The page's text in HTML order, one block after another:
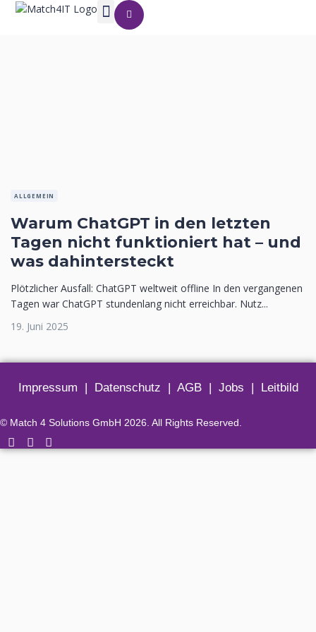
ALLGEMEIN
Warum ChatGPT in den letzten
Tagen nicht funktioniert hat – und
was dahintersteckt
Plötzlicher Ausfall: ChatGPT weltweit offline In den vergangenen
Tagen war ChatGPT stundenlang nicht erreichbar. Nutz...
19. Juni 2025
Impressum | Datenschutz | AGB| Jobs | Leitbild
© Match 4 Solutions GmbH 2026. All Rights Reserved.